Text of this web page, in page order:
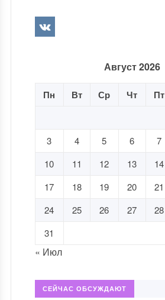
Август 2026
Пн Вт Ср Чт Пт
3
4 5 6 7
10
11 12 13 14
17
18 19 20 21
24
25 26 27 28
31
« Июл
СЕЙЧАС ОБСУЖДАЮТ